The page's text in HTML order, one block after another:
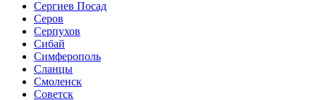
Сергиев Посад
Серов
Серпухов
Сибай
Симферополь
Сланцы
Смоленск
Советск